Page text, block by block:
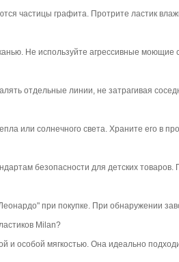
частицы графита. Протрите ластик
Не используйте агрессивные моющие
отдельные линии, не затрагивая
или солнечного света. Храните его в
безопасности для детских
при покупке. При обнаружении
Milan?
особой мягкостью. Она идеально